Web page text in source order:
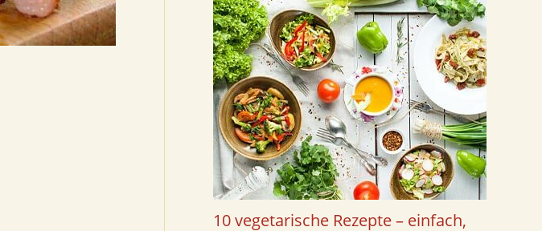
10 vegetarische Rezepte – einfach,